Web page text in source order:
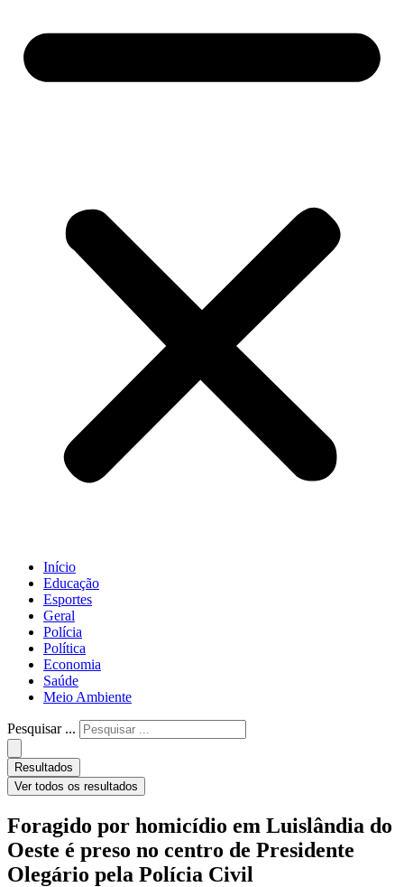
Início
Educação
Esportes
Geral
Polícia
Política
Economia
Saúde
Meio Ambiente
Pesquisar ...
Resultados
Ver todos os resultados
Foragido por homicídio em Luislândia do
Oeste é preso no centro de Presidente
Olegário pela Polícia Civil